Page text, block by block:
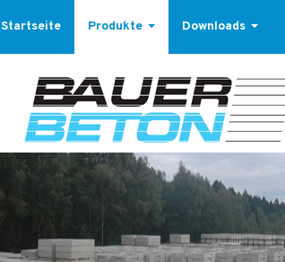
Startseite Produkte Downloads